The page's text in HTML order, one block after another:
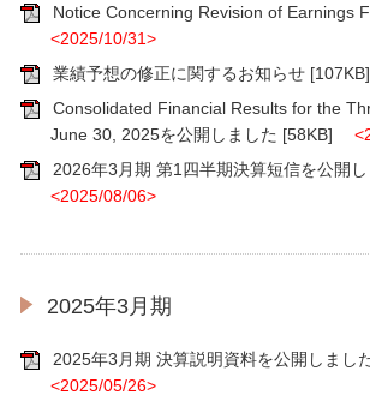
Notice Concerning Revision of Earnings
<2025/10/31>
業績予想の修正に関するお知らせ
Consolidated Financial Results for the
June 30, 2025を公開しました [58KB]
2026年3月期 第1四半期決算短信を公開し
<2025/08/06>
2025年3月期
2025年3月期 決算説明資料を公開しまし
<2025/05/26>